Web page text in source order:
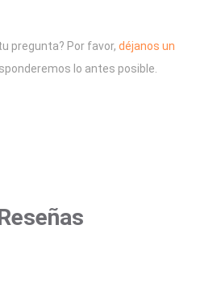
pregunta? Por favor, déjanos un
lo antes posible.